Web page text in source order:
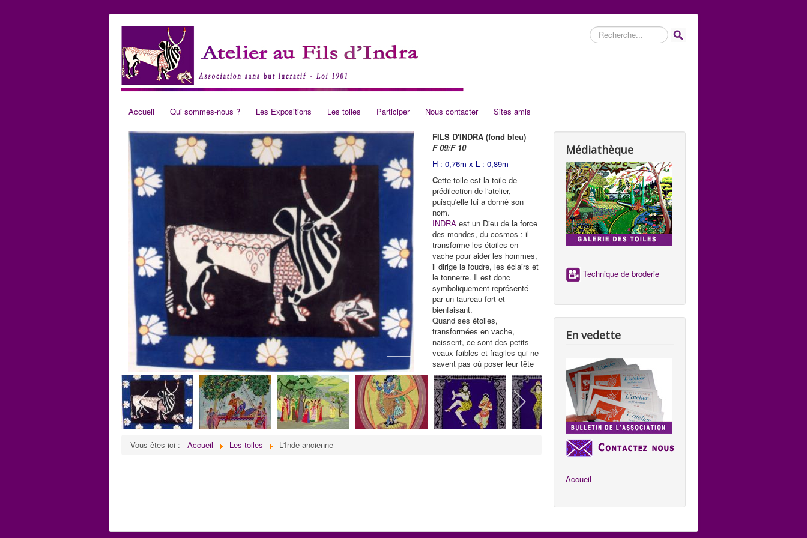
Rechercher
Accueil Qui sommes-nous ? Les Expositions Les toiles Participer Nous contacter Sites amis
FILS D'INDRA (fond bleu)
F 09/F 10
H : 0,76m x L : 0,89m
Cette toile est la toile de
prédilection de l'atelier,
puisqu'elle lui a donné son
nom.
INDRA est un Dieu de la force
des mondes, du cosmos : il
transforme les étoiles en
vache pour aider les hommes,
il dirige la foudre, les éclairs et
le tonnerre. Il est donc
symboliquement représenté
par un taureau fort et
bienfaisant.
Quand ses étoiles,
transformées en vache,
naissent, ce sont des petits
veaux faibles et fragiles qui ne
savent pas où poser leur tête
et ne trouvent pour cela que
leur propre flanc. Mais un jour,
ils deviendront forts à l'image
du Dieu INDRA.
Nous avons aimé cette
symbolique pour l'Atelier, pour
Vous êtes ici : Accueil Les toiles L'Inde ancienne
Médiathèque
Technique de broderie
En vedette
Accueil